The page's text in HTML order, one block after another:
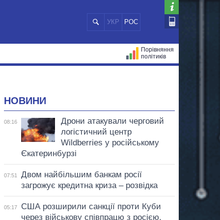
УКР РОС
Порівняння
політиків
НОВИНИ
08:16
Дрони атакували черговий
логістичний центр
Wildberries у російському
Єкатеринбурзі
07:51
Двом найбільшим банкам росії
загрожує кредитна криза – розвідка
05:17
США розширили санкції проти Куби
через військову співпрацю з росією,